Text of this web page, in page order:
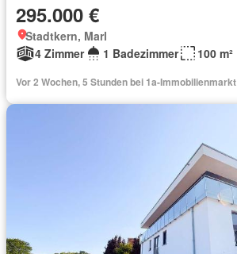
295.000 €
Stadtkern, Marl
4 Zimmer
1 Badezimmer 100 m²
Vor 2 Wochen, 5 Stunden bei 1a-Immobilienmarkt